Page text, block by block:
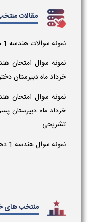
مقالات
نمونه سوالات هندسه 1 دهم ریاضی با جواب
خرداد ماه دبیرستان
خرداد ماه دبیرستان
تشریحی
نمونه سوال هندسه 1 دهم ریاضی متوسطه نوبت دوم خرداد ماه
منتخب های